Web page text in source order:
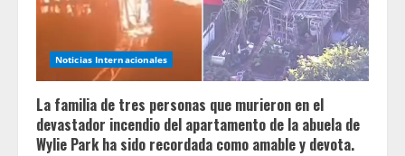
Noticias Internacionales
La familia de tres personas que murieron en el
devastador incendio del apartamento de la abuela de
Wylie Park ha sido recordada como amable y devota.